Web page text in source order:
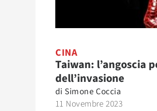
CINA
Taiwan: l’angoscia
dell’invasione
di Simone Coccia
11 Novembre 2023